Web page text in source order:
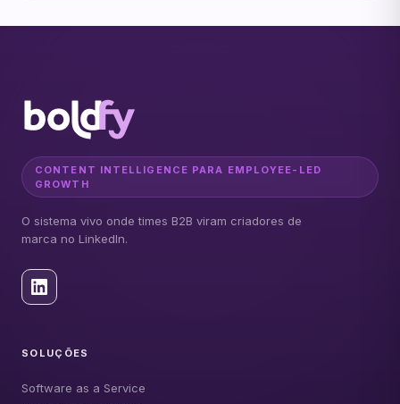
CONTENT INTELLIGENCE PARA EMPLOYEE-LED
GROWTH
O sistema vivo onde times B2B viram criadores de
marca no LinkedIn.
SOLUÇÕES
Software as a Service